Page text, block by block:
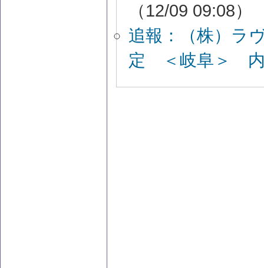
（12/09 09:08）
追報：（株）ラ
定 ＜岐阜＞ 内